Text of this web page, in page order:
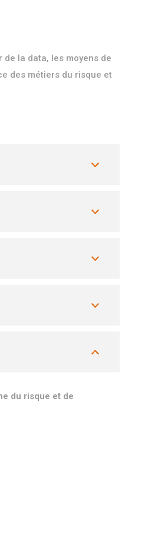
la data, les moyens de
des métiers du risque et
du risque et de